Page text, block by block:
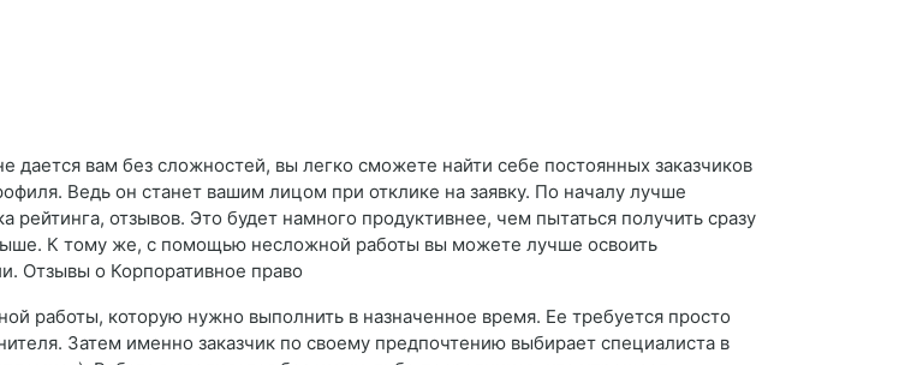
вам без сложностей, вы легко сможете найти себе постоянных заказчиков
Ведь он станет вашим лицом при отклике на заявку. По началу лучше
рейтинга, отзывов. Это будет намного продуктивнее, чем пытаться получить сразу
К тому же, с помощью несложной работы вы можете лучше освоить
Отзывы о Корпоративное право
работы, которую нужно выполнить в назначенное время. Ее требуется просто
Затем именно заказчик по своему предпочтению выбирает специалиста в